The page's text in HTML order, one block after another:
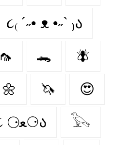
૮₍ ´˶• ᴥ •˶` ₎ა
🦟 🐊 🪰
🌼 🦄 😍
૮ ⚆ﻌ⚆ა 𓅂